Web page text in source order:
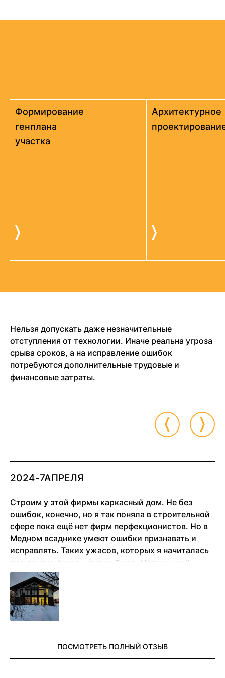
Формирование
генплана
участка
Архитектурное
Нельзя допускать даже незначительные
отступления от технологии. Иначе реальна угроза
срыва сроков, а на исправление ошибок
потребуются дополнительные трудовые и
финансовые затраты.
2024-7АПРЕЛЯ
Строим у этой фирмы каркасный дом. Не без
ошибок, конечно, но я так поняла в строительной
сфере пока ещё нет фирм перфекционистов. Но в
Медном всаднике умеют ошибки признавать и
исправлять. Таких ужасов, которых я начиталась
про другие фирмы, тут не было. Напишу ещё
позже отзыв, когда несколько лет в доме
проживём
ПОСМОТРЕТЬ ПОЛНЫЙ ОТЗЫВ